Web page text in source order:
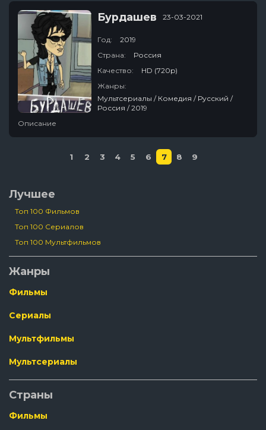
Бурдашев 23-03-2021
Год:
2019
Страна:
Россия
Качество:
HD (720p)
Жанры:
Мультсериалы / Комедия / Русский /
Россия / 2019
Описание
1 2 3 4 5 6 7 8 9
Лучшее
Топ 100 Фильмов
Топ 100 Сериалов
Топ 100 Мультфильмов
Жанры
Фильмы
Сериалы
Мультфильмы
Мультсериалы
Страны
Фильмы